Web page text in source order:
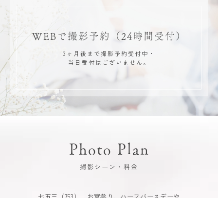
WEBで撮影予約 （24時間受付）
3ヶ月後まで撮影予約受付中・
当日受付はございません。
Photo Plan
撮影シーン・料金